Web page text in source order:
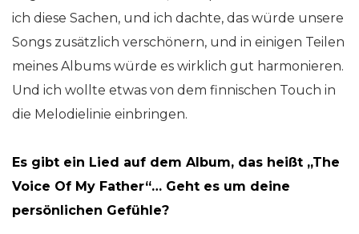
ich diese Sachen, und ich dachte, das würde unsere
Songs zusätzlich verschönern, und in einigen Teilen
meines Albums würde es wirklich gut harmonieren.
Und ich wollte etwas von dem finnischen Touch in
die Melodielinie einbringen.
Es gibt ein Lied auf dem Album, das heißt „The
Voice Of My Father“… Geht es um deine
persönlichen Gefühle?